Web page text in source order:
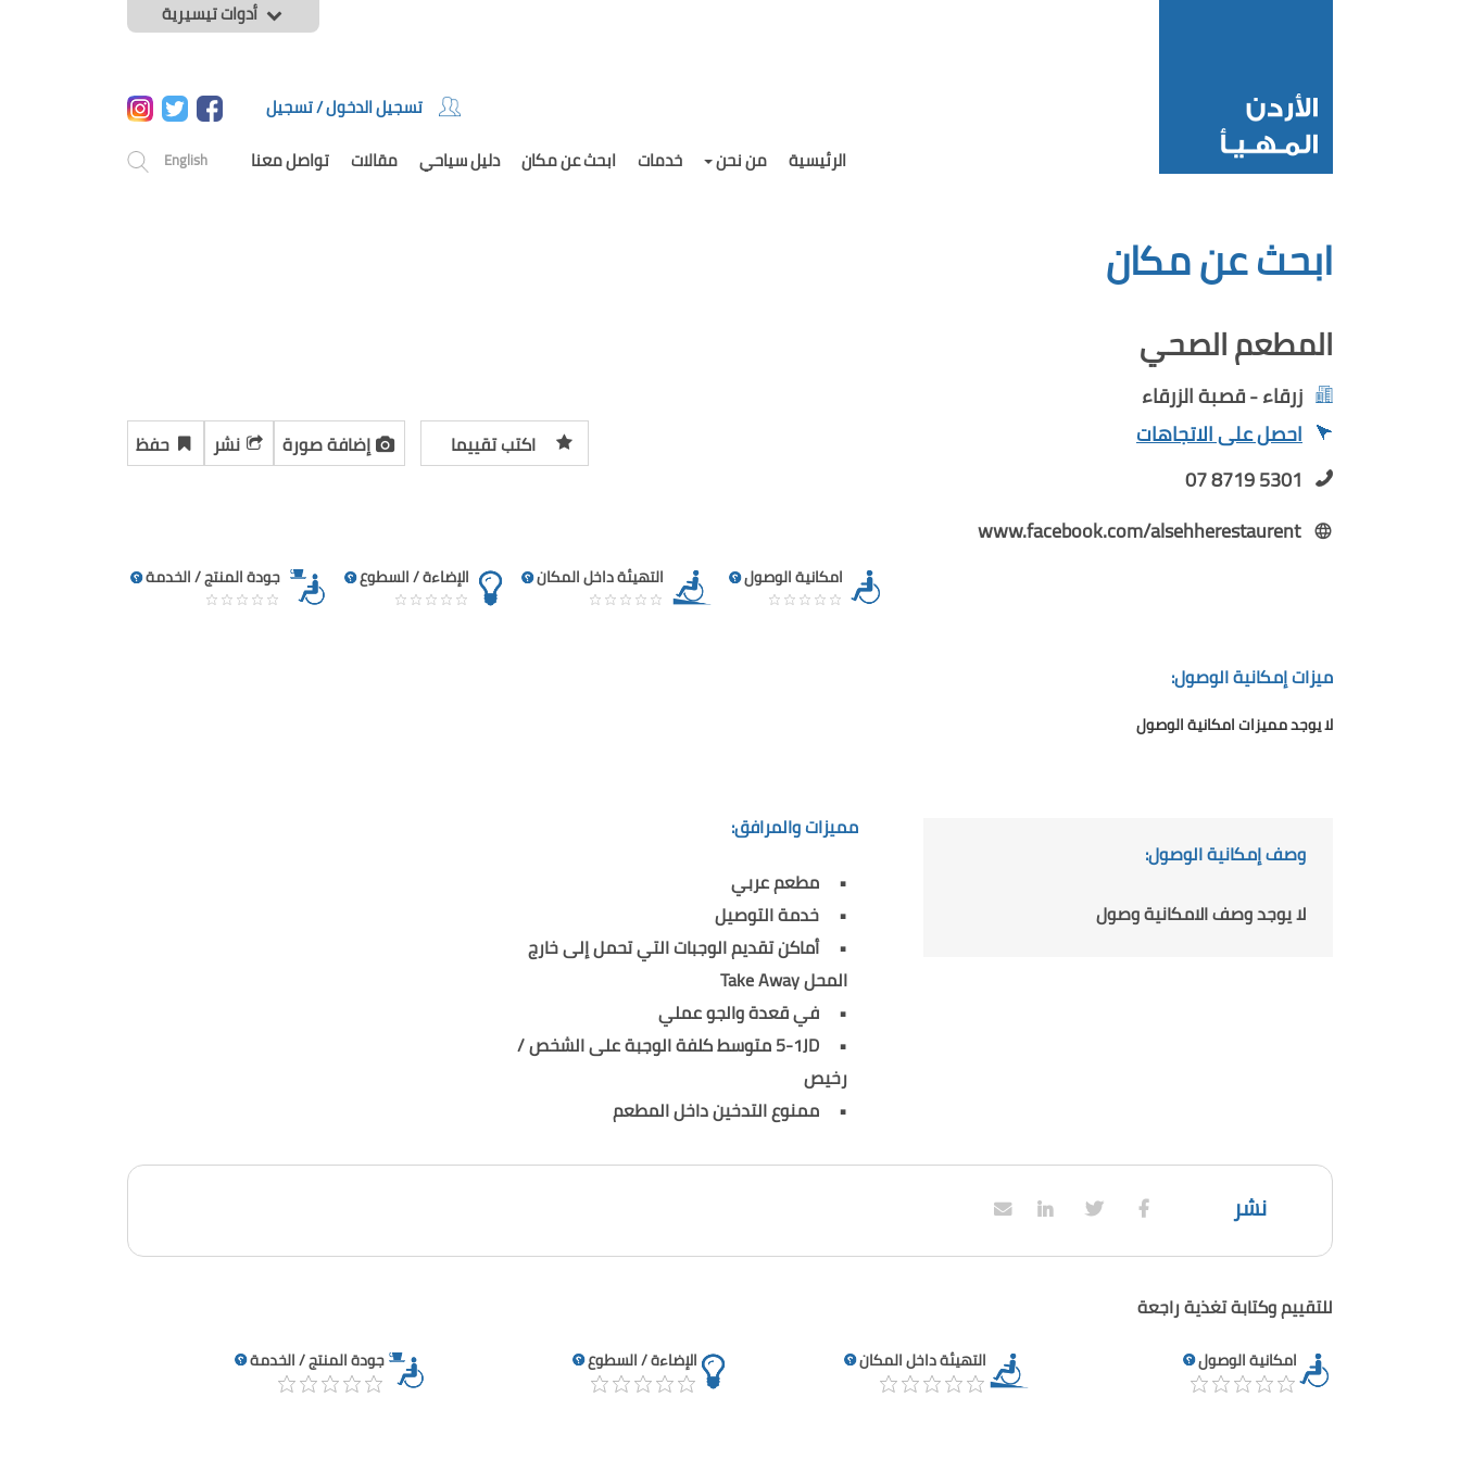
أدوات تيسيرية
تسجيل الدخول / تسجيل
English الرئيسية من نحن خدمات ابحث عن مكان دليل سياحي مقالات تواصل معنا
ابحث عن مكان
المطعم الصحي
زرقاء - قصبة الزرقاء
احصل على الاتجاهات
اكتب تقييما إضافة صورة نشر حفظ
07 8719 5301
www.facebook.com/alsehherestaurent
امكانية الوصول التهيئة داخل المكان الإضاءة / السطوع جودة المنتج / الخدمة
ميزات إمكانية الوصول:
لا يوجد مميزات امكانية الوصول
وصف إمكانية الوصول:
لا يوجد وصف الامكانية وصول
مميزات والمرافق:
مطعم عربي
خدمة التوصيل
أماكن تقديم الوجبات التي تحمل إلى خارج
المحل Take Away
في قعدة والجو عملي
5-1JD متوسط كلفة الوجبة على الشخص /
رخيص
ممنوع التدخين داخل المطعم
نشر
للتقييم وكتابة تغذية راجعة
امكانية الوصول التهيئة داخل المكان الإضاءة / السطوع جودة المنتج / الخدمة